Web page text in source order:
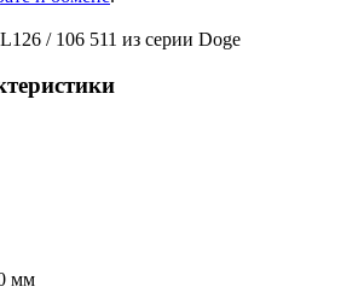
/ 106 511 из серии Doge
мм